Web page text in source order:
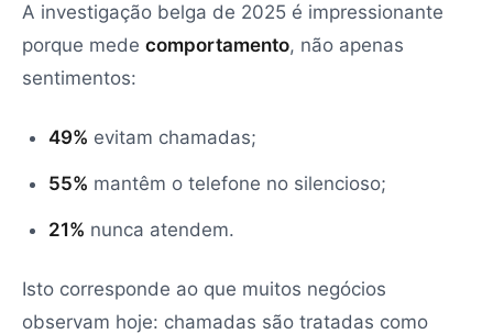
A investigação belga de 2025 é impressionante
porque mede comportamento, não apenas
sentimentos:
49% evitam chamadas;
55% mantêm o telefone no silencioso;
21% nunca atendem.
Isto corresponde ao que muitos negócios
observam hoje: chamadas são tratadas como